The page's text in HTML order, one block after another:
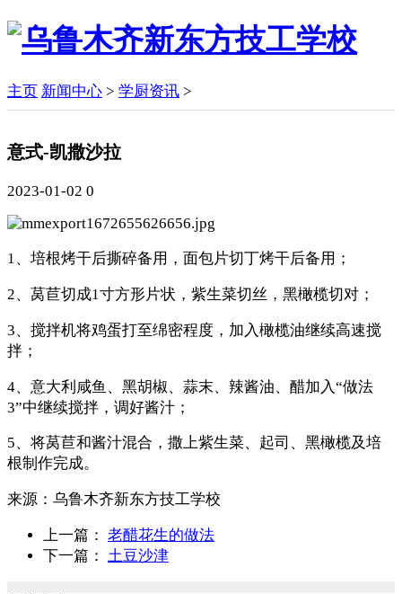
主页 新闻中心 > 学厨资讯 >
意式-凯撒沙拉
2023-01-02 0
1、培根烤干后撕碎备用，面包片切丁烤干后备用；
2、莴苣切成1寸方形片状，紫生菜切丝，黑橄榄切对；
3、搅拌机将鸡蛋打至绵密程度，加入橄榄油继续高速搅
拌；
4、意大利咸鱼、黑胡椒、蒜末、辣酱油、醋加入“做法
3”中继续搅拌，调好酱汁；
5、将莴苣和酱汁混合，撒上紫生菜、起司、黑橄榄及培
根制作完成。
来源： 乌鲁木齐新东方技工学校
上一篇： 老醋花生的做法
下一篇： 土豆沙津